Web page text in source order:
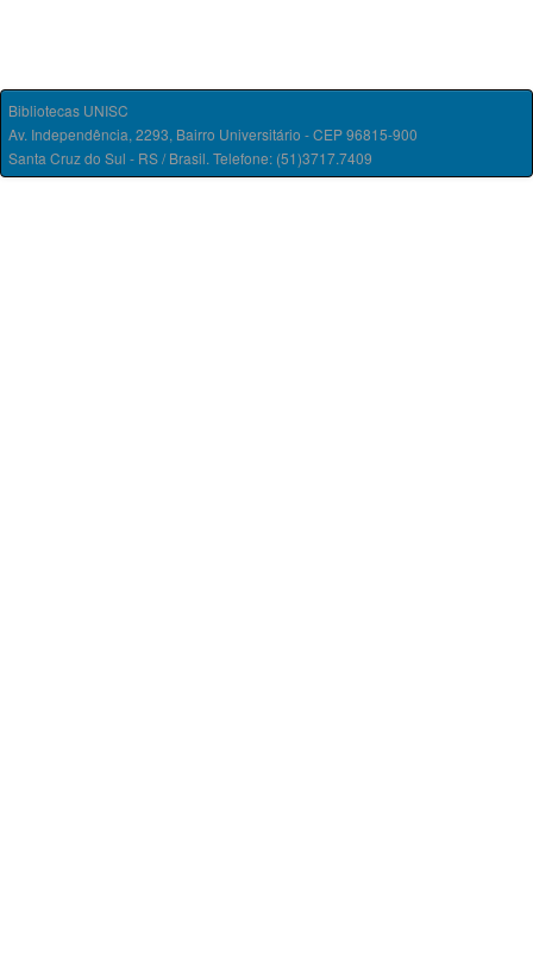
Bibliotecas UNISC
Av. Independência, 2293, Bairro Universitário - CEP 96815-900
Santa Cruz do Sul - RS / Brasil. Telefone: (51)3717.7409